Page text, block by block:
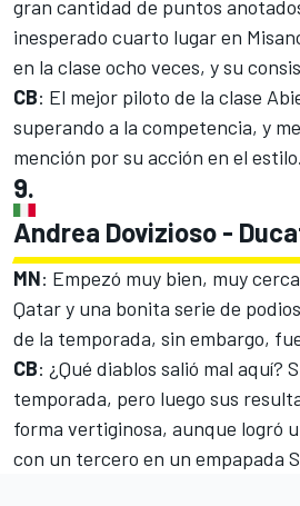
gran cantidad de puntos
inesperado cuarto lugar en
en la clase ocho veces, y su
CB: El mejor piloto de la clase
superando a la competencia, y
mención por su acción en el estilo.
9.
Andrea Dovizioso -
MN: Empezó muy bien, muy
Qatar y una bonita serie de
de la temporada, sin embargo,
CB: ¿Qué diablos salió mal aquí?
temporada, pero luego sus
forma vertiginosa, aunque logró
con un tercero en un empapada